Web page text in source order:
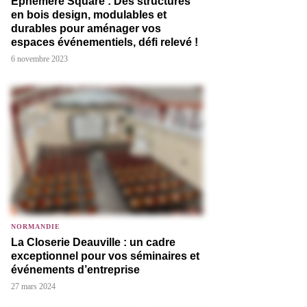
en bois design, modulables et
durables pour aménager vos
espaces événementiels, défi relevé !
6 novembre 2023
NORMANDIE
La Closerie Deauville : un cadre
exceptionnel pour vos séminaires et
événements d’entreprise
27 mars 2024